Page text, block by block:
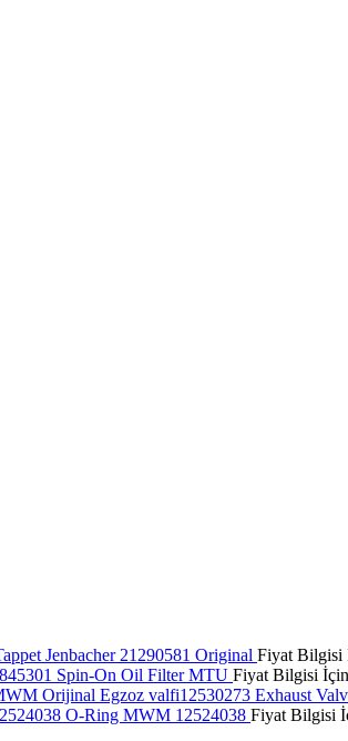
Jenbacher 21290581 Original Fiyat Bilgisi
Spin-On Oil Filter MTU Fiyat Bilgisi
Egzoz valfi12530273 Exhaust
O-Ring MWM 12524038 Fiyat Bilgisi